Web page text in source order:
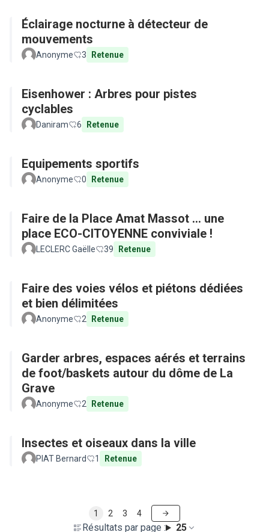
Éclairage nocturne à détecteur de
mouvements
Anonyme 3 Retenue
Eisenhower : Arbres pour pistes
cyclables
Daniram 6 Retenue
Equipements sportifs
Anonyme 0 Retenue
Faire de la Place Amat Massot ... une
place ECO-CITOYENNE conviviale !
LECLERC Gaëlle 39 Retenue
Faire des voies vélos et piétons dédiées
et bien délimitées
Anonyme 2 Retenue
Garder arbres, espaces aérés et terrains
de foot/baskets autour du dôme de La
Grave
Anonyme 2 Retenue
Insectes et oiseaux dans la ville
PIAT Bernard 1 Retenue
Résultats par page : 25
1 2 3 4